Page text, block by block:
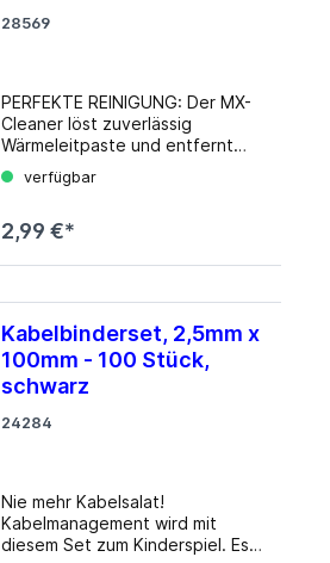
28569
PERFEKTE REINIGUNG: Der MX-
Cleaner löst zuverlässig
Wärmeleitpaste und entfernt
mühelos Spuren und Rückstände
von Wärmeleitpads SCHONENDE
natürliches Antioxidans,
verpackt. Dadurch ist es vor
Austrocknung geschützt und
eignet sich auch für
BENUTZERFREUNDLICH: Das
ist effektiv in der Wirkung und
benutzerfreundlich in der
Anwendung 100 % BIOLOGISCH
verfügbar
2,99 €*
Kabelbinderset, 2,5mm x
100mm - 100 Stück,
schwarz
24284
Nie mehr Kabelsalat!
Kabelmanagement wird mit
diesem Set zum Kinderspiel. Es